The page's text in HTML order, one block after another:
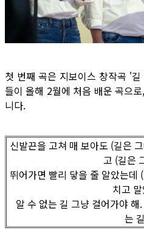
첫 번째 곡은 지보이스 창작곡 '
들이 올해 2월에 처음 배운 곡으
니다.
신발끈을 고쳐 매 보아도 (길은
고 (길은
뛰어가면 빨리 닿을 줄 알았는
치고
알 수 없는 길 그냥 걸어가야
는